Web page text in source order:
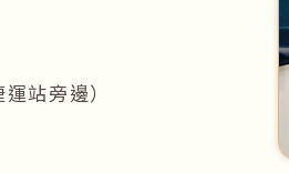
站旁邊）